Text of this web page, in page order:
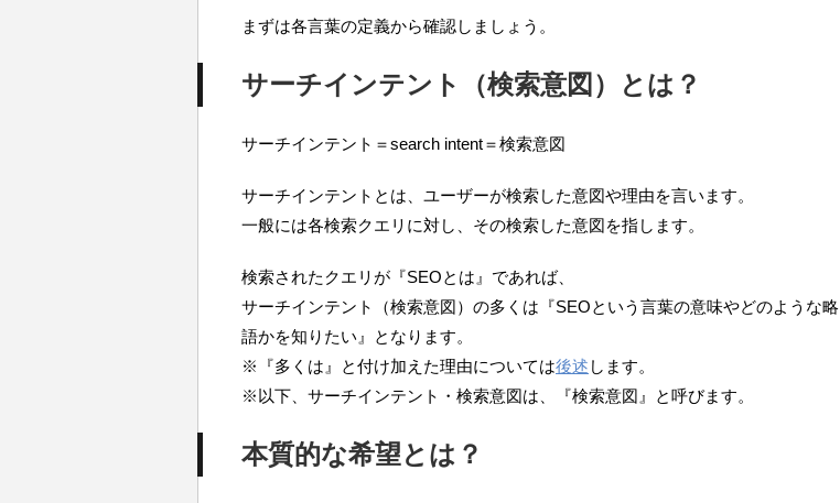
まずは各言葉の定義から確認しましょう。
サーチインテント（検索意図）とは？
サーチインテント＝search intent＝検索意図
サーチインテントとは、ユーザーが検索した意図や理由を言います。
一般には各検索クエリに対し、その検索した意図を指します。
検索されたクエリが『SEOとは』であれば、
サーチインテント（検索意図）の多くは『SEOという言葉の意味やどのような略
語かを知りたい』となります。
※『多くは』と付け加えた理由については後述 します。
※以下、サーチインテント・検索意図は、『検索意図』と呼びます。
本質的な希望とは？